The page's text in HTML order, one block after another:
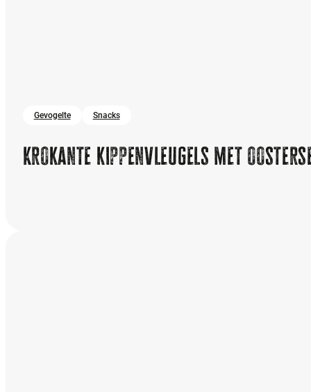
Gevogelte Snacks
Krokante kippenvleugels met